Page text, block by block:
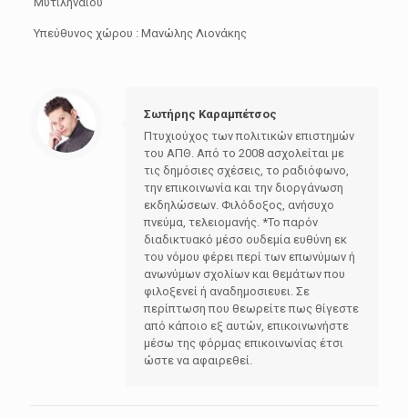
Υπεύθυνος χώρου : Μανώλης Λιονάκης
Σωτήρης Καραμπέτσος
Πτυχιούχος των πολιτικών επιστημών
του ΑΠΘ. Από το 2008 ασχολείται με
τις δημόσιες σχέσεις, το ραδιόφωνο,
την επικοινωνία και την διοργάνωση
εκδηλώσεων. Φιλόδοξος, ανήσυχο
πνεύμα, τελειομανής. *Το παρόν
διαδικτυακό μέσο ουδεμία ευθύνη εκ
του νόμου φέρει περί των επωνύμων ή
ανωνύμων σχολίων και θεμάτων που
φιλοξενεί ή αναδημοσιευει. Σε
περίπτωση που θεωρείτε πως θίγεστε
από κάποιο εξ αυτών, επικοινωνήστε
μέσω της φόρμας επικοινωνίας έτσι
ώστε να αφαιρεθεί.